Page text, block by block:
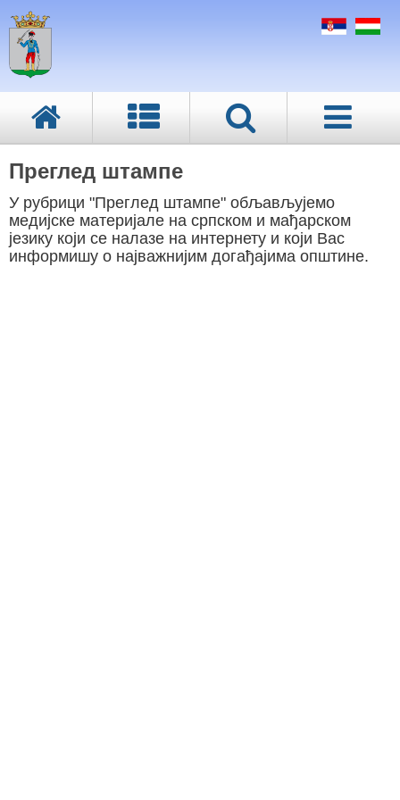
Преглед штампе
У рубрици "Преглед штампе" обљављујемо
медијске материјале на српском и мађарском
језику који се налазе на интернету и који Вас
информишу о најважнијим догађајима општине.